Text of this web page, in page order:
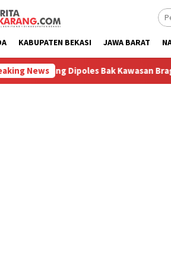
KABUPATEN BEKASI JAWA BARAT
News
Dipoles Bak Kawasan Braga, Sampah